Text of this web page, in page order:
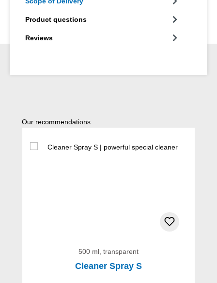
Product questions
Reviews
Skip product gallery
Our recommendations
500 ml, transparent
Cleaner Spray S